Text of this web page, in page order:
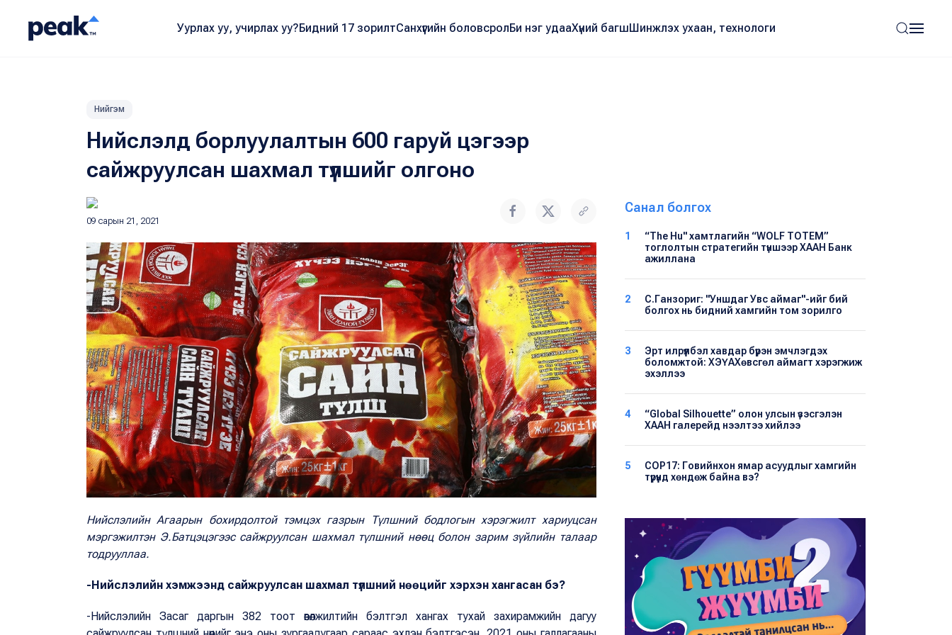
Уурлах уу, учирлах уу?Бидний 17 зорилтСанхүүгийн боловсролБи нэг удааХүний багшШинжлэх ухаан, технологи
Нийгэм
Нийслэлд борлуулалтын 600 гаруй цэгээр
сайжруулсан шахмал түлшийг олгоно
09 сарын 21, 2021
Нийслэлийн Агаарын бохирдолтой тэмцэх газрын Түлшний бодлогын хэрэгжилт хариуцсан
мэргэжилтэн Э.Батцэцэгээс сайжруулсан шахмал түлшний нөөц болон зарим зүйлийн талаар
тодрууллаа.
-Нийслэлийн хэмжээнд сайжруулсан шахмал түлшний нөөцийг хэрхэн хангасан бэ?
-Нийслэлийн Засаг даргын 382 тоот өвөлжилтийн бэлтгэл хангах тухай захирамжийн дагуу
Санал болгох
1
“The Hu" хамтлагийн “WOLF TOTEM”
тоглолтын стратегийн түншээр ХААН Банк
ажиллана
2
С.Ганзориг: "Уншдаг Увс аймаг"-ийг бий
болгох нь бидний хамгийн том зорилго
3
Эрт илрүүлбэл хавдар бүрэн эмчлэгдэх
боломжтой: ХЭҮА​Хөвсгөл аймагт хэрэгжиж
эхэллээ
4
“Global Silhouette” олон улсын үзэсгэлэн
ХААН галерейд нээлтээ хийлээ
5
COP17: Говийнхон ямар асуудлыг хамгийн
түрүүнд хөндөж байна вэ?